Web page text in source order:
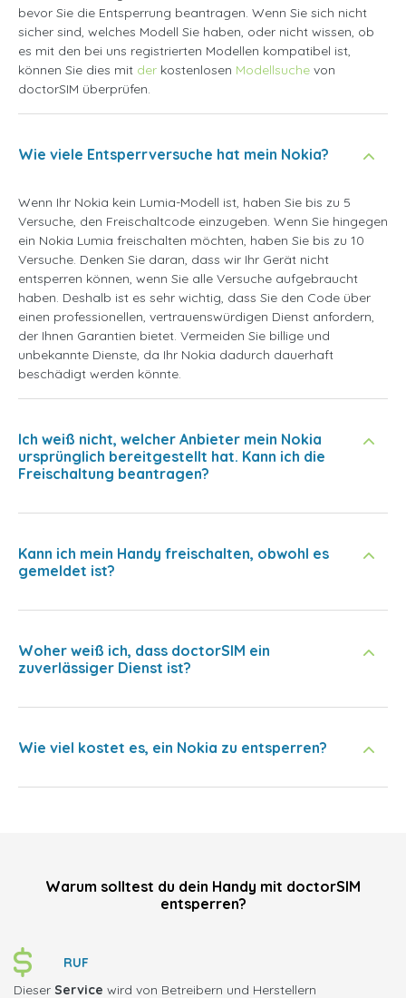
bevor Sie die Entsperrung beantragen. Wenn Sie sich nicht
sicher sind, welches Modell Sie haben, oder nicht wissen, ob
es mit den bei uns registrierten Modellen kompatibel ist,
können Sie dies mit der kostenlosen Modellsuche von
doctorSIM überprüfen.
Wie viele Entsperrversuche hat mein Nokia?
Wenn Ihr Nokia kein Lumia-Modell ist, haben Sie bis zu 5
Versuche, den Freischaltcode einzugeben. Wenn Sie hingegen
ein Nokia Lumia freischalten möchten, haben Sie bis zu 10
Versuche. Denken Sie daran, dass wir Ihr Gerät nicht
entsperren können, wenn Sie alle Versuche aufgebraucht
haben. Deshalb ist es sehr wichtig, dass Sie den Code über
einen professionellen, vertrauenswürdigen Dienst anfordern,
der Ihnen Garantien bietet. Vermeiden Sie billige und
unbekannte Dienste, da Ihr Nokia dadurch dauerhaft
beschädigt werden könnte.
Ich weiß nicht, welcher Anbieter mein Nokia
ursprünglich bereitgestellt hat. Kann ich die
Freischaltung beantragen?
Kann ich mein Handy freischalten, obwohl es
gemeldet ist?
Woher weiß ich, dass doctorSIM ein
zuverlässiger Dienst ist?
Wie viel kostet es, ein Nokia zu entsperren?
Warum solltest du dein Handy mit doctorSIM
entsperren?
RUF
Dieser Service wird von Betreibern und Herstellern